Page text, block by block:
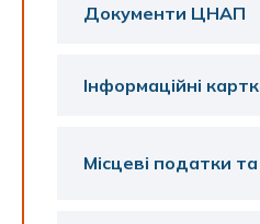
Документи ЦНАП
Інформаційні
Місцеві податки